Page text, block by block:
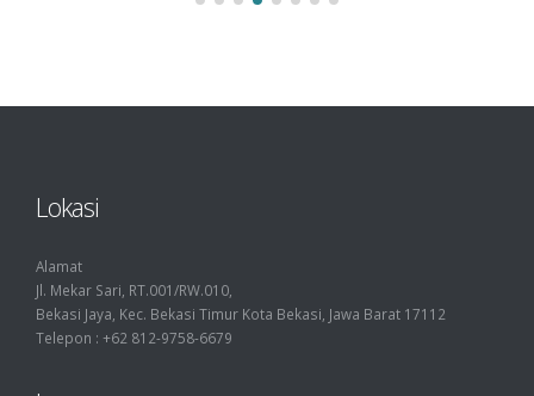
Lokasi
Alamat
Jl. Mekar Sari, RT.001/RW.010,
Bekasi Jaya, Kec. Bekasi Timur Kota Bekasi, Jawa Barat 17112
Telepon : +62 812-9758-6679